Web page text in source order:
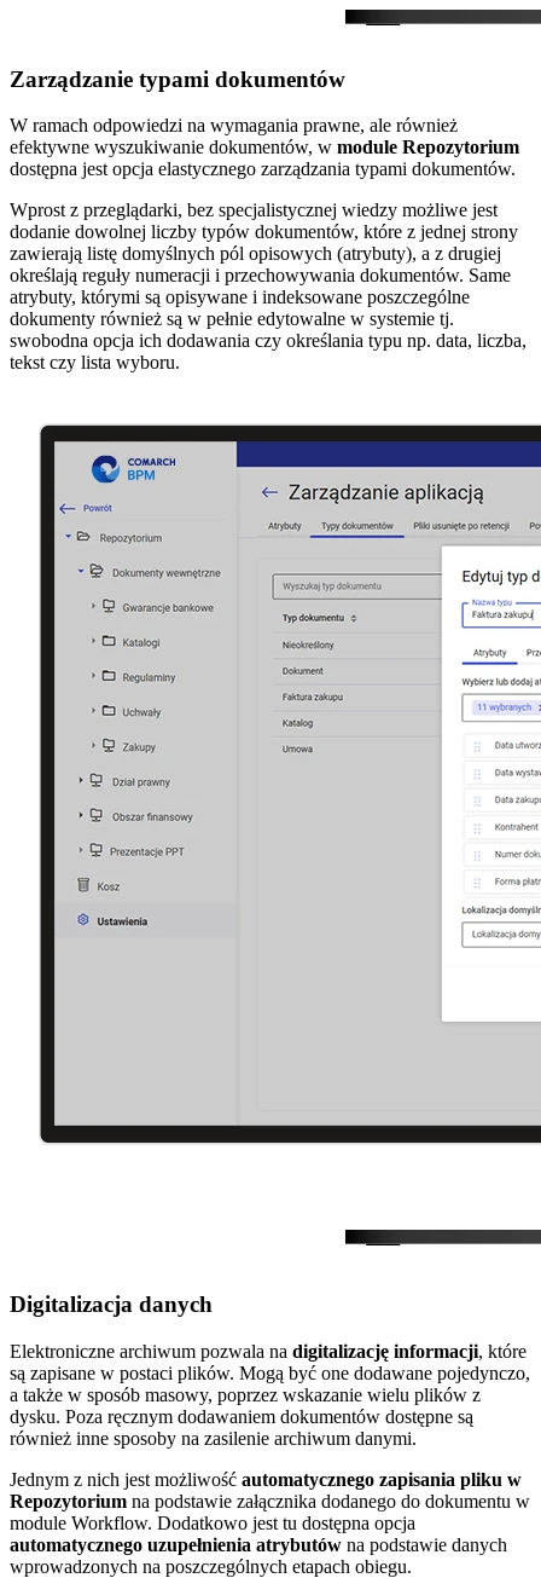
Zarządzanie typami dokumentów
W ramach odpowiedzi na wymagania prawne, ale również
efektywne wyszukiwanie dokumentów, w module Repozytorium
dostępna jest opcja elastycznego zarządzania typami dokumentów.
Wprost z przeglądarki, bez specjalistycznej wiedzy możliwe jest
dodanie dowolnej liczby typów dokumentów, które z jednej strony
zawierają listę domyślnych pól opisowych (atrybuty), a z drugiej
określają reguły numeracji i przechowywania dokumentów. Same
atrybuty, którymi są opisywane i indeksowane poszczególne
dokumenty również są w pełnie edytowalne w systemie tj.
swobodna opcja ich dodawania czy określania typu np. data, liczba,
tekst czy lista wyboru.
Digitalizacja danych
Elektroniczne archiwum pozwala na digitalizację informacji, które
są zapisane w postaci plików. Mogą być one dodawane pojedynczo,
a także w sposób masowy, poprzez wskazanie wielu plików z
dysku. Poza ręcznym dodawaniem dokumentów dostępne są
również inne sposoby na zasilenie archiwum danymi.
Jednym z nich jest możliwość automatycznego zapisania pliku w
Repozytorium na podstawie załącznika dodanego do dokumentu w
module Workflow. Dodatkowo jest tu dostępna opcja
automatycznego uzupełnienia atrybutów na podstawie danych
wprowadzonych na poszczególnych etapach obiegu.